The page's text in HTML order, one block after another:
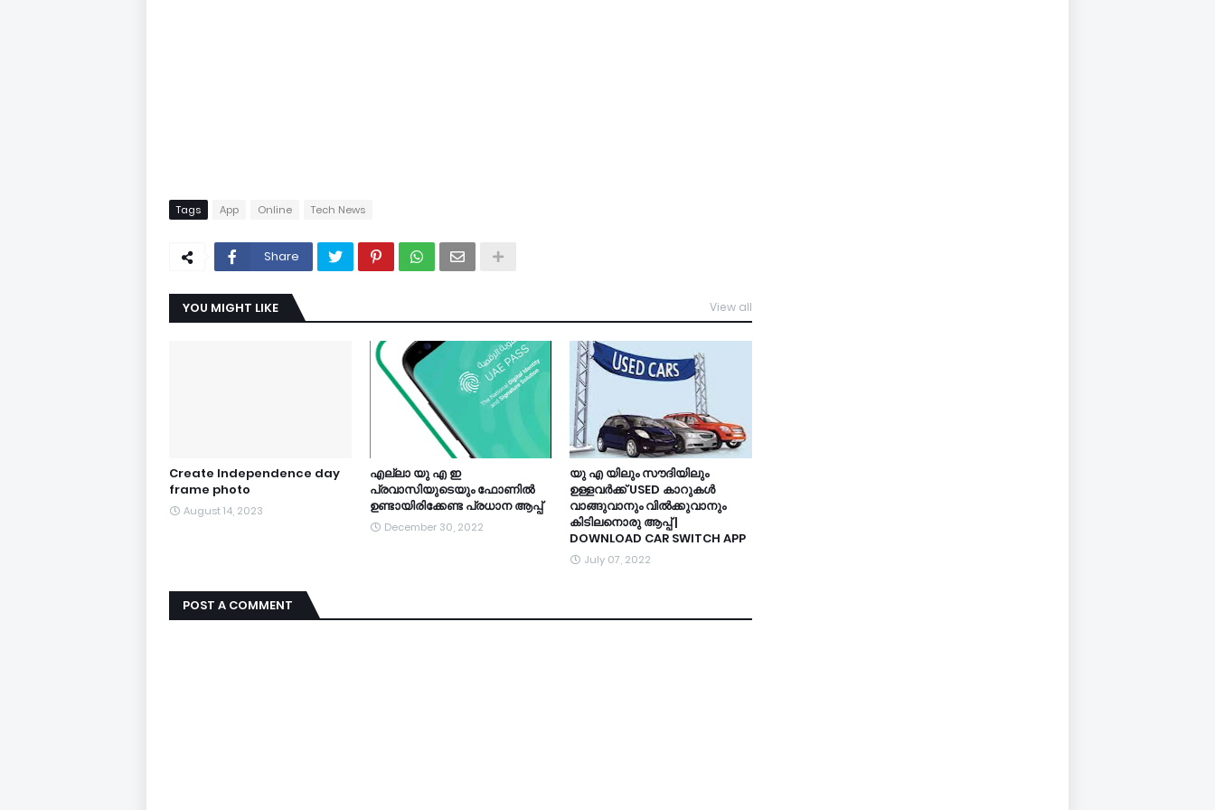
Tags App Online Tech News
Share
YOU MIGHT LIKE View all
Create Independence day
frame photo
August 14, 2023
എല്ലാ യു എ ഇ
പ്രവാസിയുടെയും ഫോണിൽ
ഉണ്ടായിരിക്കേണ്ട പ്രധാന ആപ്പ്
December 30, 2022
യു എ യിലും സൗദിയിലും
ഉള്ളവർക്ക് USED കാറുകൾ
വാങ്ങുവാനും വിൽക്കുവാനും
കിടിലനൊരു ആപ്പ് |
DOWNLOAD CAR SWITCH APP
July 07, 2022
POST A COMMENT